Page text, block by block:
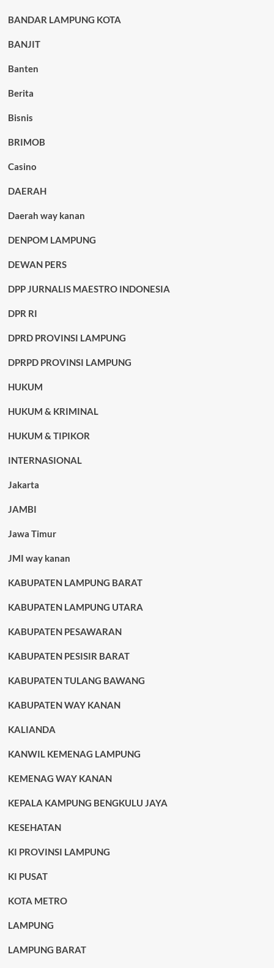
BANDAR LAMPUNG KOTA
BANJIT
Banten
Berita
Bisnis
BRIMOB
Casino
DAERAH
Daerah way kanan
DENPOM LAMPUNG
DEWAN PERS
DPP JURNALIS MAESTRO INDONESIA
DPR RI
DPRD PROVINSI LAMPUNG
DPRPD PROVINSI LAMPUNG
HUKUM
HUKUM & KRIMINAL
HUKUM & TIPIKOR
INTERNASIONAL
Jakarta
JAMBI
Jawa Timur
JMI way kanan
KABUPATEN LAMPUNG BARAT
KABUPATEN LAMPUNG UTARA
KABUPATEN PESAWARAN
KABUPATEN PESISIR BARAT
KABUPATEN TULANG BAWANG
KABUPATEN WAY KANAN
KALIANDA
KANWIL KEMENAG LAMPUNG
KEMENAG WAY KANAN
KEPALA KAMPUNG BENGKULU JAYA
KESEHATAN
KI PROVINSI LAMPUNG
KI PUSAT
KOTA METRO
LAMPUNG
LAMPUNG BARAT